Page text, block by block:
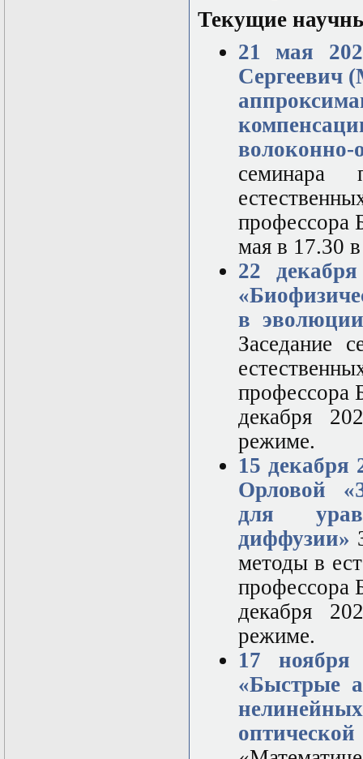
Текущие
21 мая
Сергеевич
волоконно-
семинара
профессора
мая в 17.30
22
в
Заседание
профессора
декабря
режиме.
15
Орловой
для
диффузии»
методы в
профессора
декабря
режиме.
17
«Быстрые